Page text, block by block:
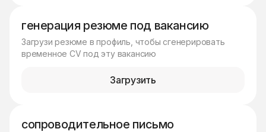
генерация резюме под вакансию
Загрузи резюме в профиль, чтобы сгенерировать
временное CV под эту вакансию
Загрузить
сопроводительное письмо